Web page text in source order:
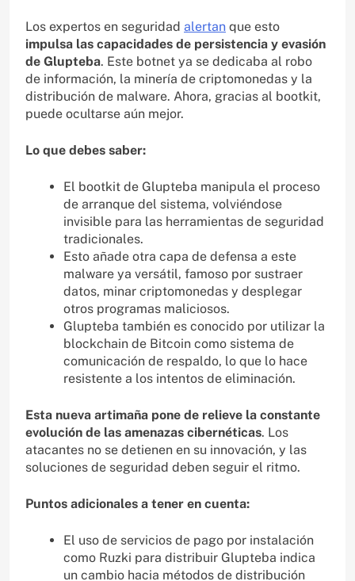
Los expertos en seguridad alertan que esto
impulsa las capacidades de persistencia y evasión
de Glupteba. Este botnet ya se dedicaba al robo
de información, la minería de criptomonedas y la
distribución de malware. Ahora, gracias al bootkit,
puede ocultarse aún mejor.
Lo que debes saber:
El bootkit de Glupteba manipula el proceso
de arranque del sistema, volviéndose
invisible para las herramientas de seguridad
tradicionales.
Esto añade otra capa de defensa a este
malware ya versátil, famoso por sustraer
datos, minar criptomonedas y desplegar
otros programas maliciosos.
Glupteba también es conocido por utilizar la
blockchain de Bitcoin como sistema de
comunicación de respaldo, lo que lo hace
resistente a los intentos de eliminación.
Esta nueva artimaña pone de relieve la constante
evolución de las amenazas cibernéticas. Los
atacantes no se detienen en su innovación, y las
soluciones de seguridad deben seguir el ritmo.
Puntos adicionales a tener en cuenta:
El uso de servicios de pago por instalación
como Ruzki para distribuir Glupteba indica
un cambio hacia métodos de distribución